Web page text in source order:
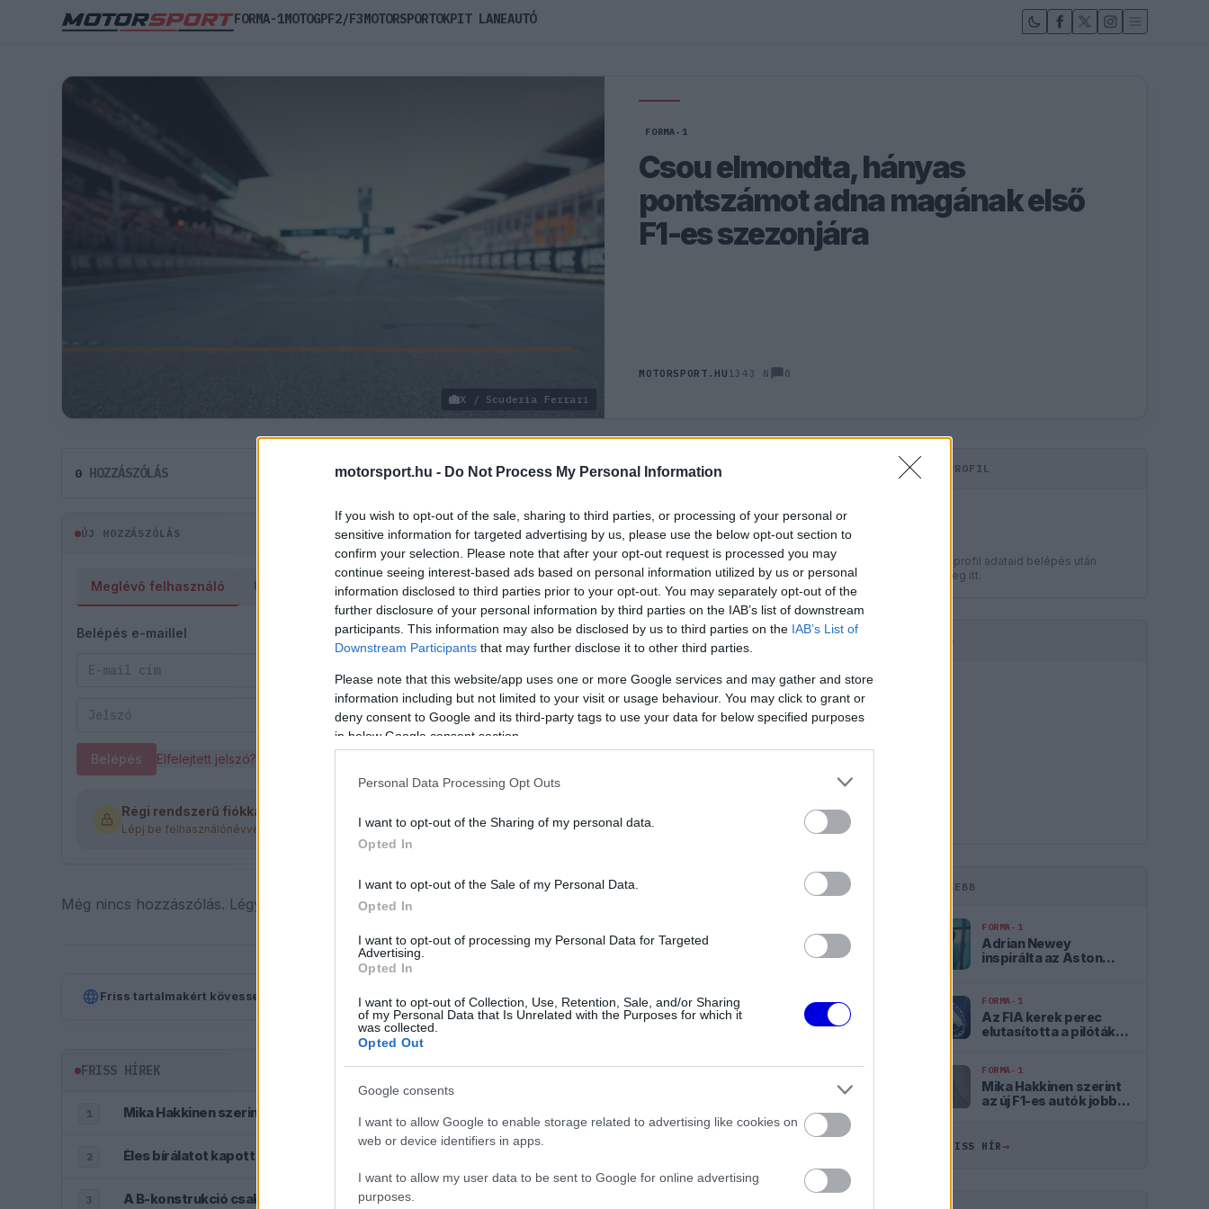
motorsport.hu - Do Not Process My Personal Information
If you wish to opt-out of the sale, sharing to third parties, or processing of your personal or
sensitive information for targeted advertising by us, please use the below opt-out section to
confirm your selection. Please note that after your opt-out request is processed you may
continue seeing interest-based ads based on personal information utilized by us or personal
information disclosed to third parties prior to your opt-out. You may separately opt-out of the
further disclosure of your personal information by third parties on the IAB’s list of downstream
participants. This information may also be disclosed by us to third parties on the IAB’s List of
Downstream Participants that may further disclose it to other third parties.
Please note that this website/app uses one or more Google services and may gather and store
information including but not limited to your visit or usage behaviour. You may click to grant or
deny consent to Google and its third-party tags to use your data for below specified purposes
in below Google consent section.
Personal Data Processing Opt Outs
I want to opt-out of the Sharing of my personal data.
Opted In
I want to opt-out of the Sale of my Personal Data.
Opted In
I want to opt-out of processing my Personal Data for Targeted
Advertising.
Opted In
I want to opt-out of Collection, Use, Retention, Sale, and/or Sharing
of my Personal Data that Is Unrelated with the Purposes for which it
was collected.
Opted Out
Google consents
I want to allow Google to enable storage related to advertising like cookies on
web or device identifiers in apps.
I want to allow my user data to be sent to Google for online advertising
purposes.
X / Scuderia Ferrari
FORMA-1
Csou elmondta, hányas
pontszámot adna magának első
F1-es szezonjára
MOTORSPORT.HU 1343 N 0
0 HOZZÁSZÓLÁS Rendezés:
ÚJ HOZZÁSZÓLÁS
Meglévő felhasználó Új felhasználó
Belépés e-maillel
Belépés Elfelejtett jelszó?
Régi rendszerű fiókkal rendelkezel?
Lépj be felhasználónévvel és jelszóval, majd állj át az e-mail alapú rendszerre.
Még nincs hozzászólás. Légy te az első!
Friss tartalmakért kövessetek minket a Google Híreken is.
FRISS HÍREK ÖSSZES
1 Mika Hakkinen szerint az új F1-es autók jobbak a saját sikerkorszakának gépeinél 10:55
2 Éles bírálatot kapott az FIA a tehetetlensége miatt
3 A B-konstrukció csak a kezdet volt, agresszív fejlesztési rohamot indít az Aston Martin
KOMMENTPROFIL
A kommentprofil adataid belépés után
jelennek meg itt.
HIRDETÉS
LEGFRISSEBB
FORMA-1
Adrian Newey
inspirálta az Aston
FORMA-1
Az FIA kerek perec
elutasította a pilóták
FORMA-1
Mika Hakkinen szerint
az új F1-es autók jobbak
gépeinél
ÖSSZES FRISS HÍR→
FORMA-1MOTOGPF2/F3MOTORSPORTOKPIT LANEAUTÓ